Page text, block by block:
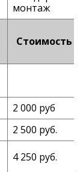
монтаж
Стоимость
2 000 руб
2 500 руб.
4 250 руб.